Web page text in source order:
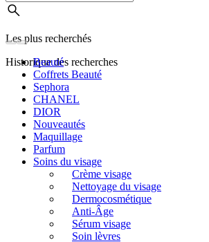
Les plus recherchés
Historique des recherches
Beauté
Coffrets Beauté
Sephora
CHANEL
DIOR
Nouveautés
Maquillage
Parfum
Soins du visage
Crème visage
Nettoyage du visage
Dermocosmétique
Anti-Âge
Sérum visage
Soin lèvres